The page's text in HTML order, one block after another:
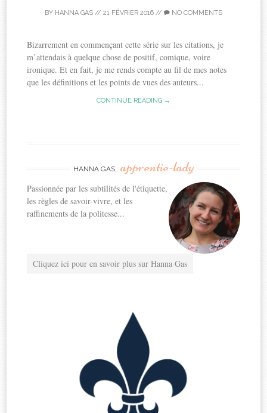
BY HANNA GAS // 21 FÉVRIER 2016 // NO COMMENTS
Bizarrement en commençant cette série sur les citations, je
m’attendais à quelque chose de positif, comique, voire
ironique. Et en fait, je me rends compte au fil de mes notes
que les définitions et les points de vues des auteurs...
CONTINUE READING →
HANNA GAS, apprentie-lady
Passionnée par les subtilités de l'étiquette,
les règles de savoir-vivre, et les
raffinements de la politesse...
Cliquez ici pour en savoir plus sur Hanna Gas